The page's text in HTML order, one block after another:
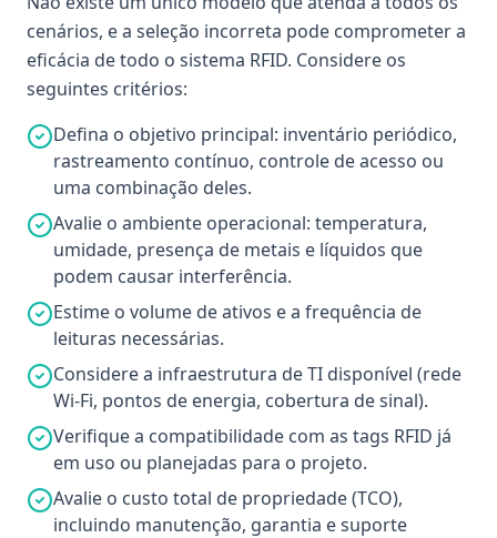
cenários, e a seleção incorreta pode comprometer a
eficácia de todo o sistema RFID. Considere os
seguintes critérios:
Defina o objetivo principal: inventário periódico,
rastreamento contínuo, controle de acesso ou
uma combinação deles.
Avalie o ambiente operacional: temperatura,
umidade, presença de metais e líquidos que
podem causar interferência.
Estime o volume de ativos e a frequência de
leituras necessárias.
Considere a infraestrutura de TI disponível (rede
Wi-Fi, pontos de energia, cobertura de sinal).
Verifique a compatibilidade com as tags RFID já
em uso ou planejadas para o projeto.
Avalie o custo total de propriedade (TCO),
incluindo manutenção, garantia e suporte